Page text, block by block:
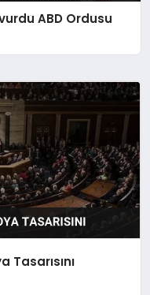
ABD Ordusu
Tasarısını